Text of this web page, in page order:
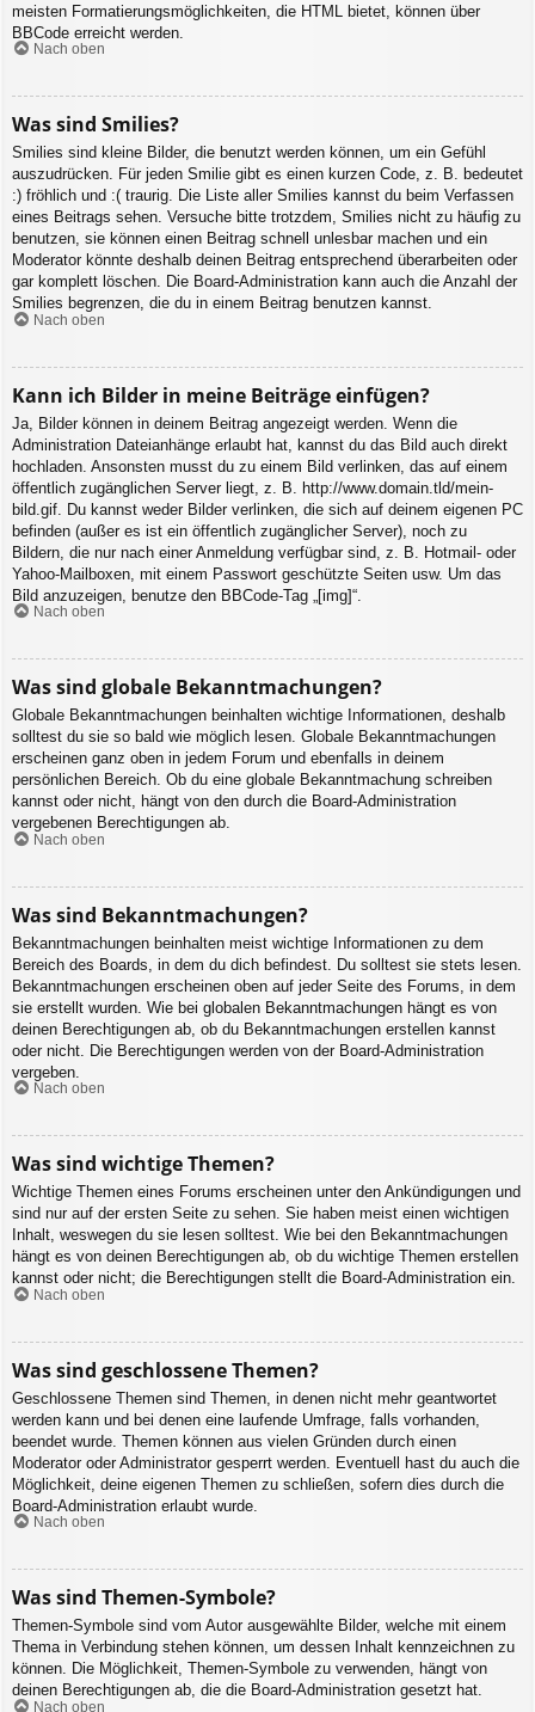
meisten Formatierungsmöglichkeiten, die HTML bietet, können über
BBCode erreicht werden.
Nach oben
Was sind Smilies?
Smilies sind kleine Bilder, die benutzt werden können, um ein Gefühl
auszudrücken. Für jeden Smilie gibt es einen kurzen Code, z. B. bedeutet
:) fröhlich und :( traurig. Die Liste aller Smilies kannst du beim Verfassen
eines Beitrags sehen. Versuche bitte trotzdem, Smilies nicht zu häufig zu
benutzen, sie können einen Beitrag schnell unlesbar machen und ein
Moderator könnte deshalb deinen Beitrag entsprechend überarbeiten oder
gar komplett löschen. Die Board-Administration kann auch die Anzahl der
Smilies begrenzen, die du in einem Beitrag benutzen kannst.
Nach oben
Kann ich Bilder in meine Beiträge einfügen?
Ja, Bilder können in deinem Beitrag angezeigt werden. Wenn die
Administration Dateianhänge erlaubt hat, kannst du das Bild auch direkt
hochladen. Ansonsten musst du zu einem Bild verlinken, das auf einem
öffentlich zugänglichen Server liegt, z. B. http://www.domain.tld/mein-
bild.gif. Du kannst weder Bilder verlinken, die sich auf deinem eigenen PC
befinden (außer es ist ein öffentlich zugänglicher Server), noch zu
Bildern, die nur nach einer Anmeldung verfügbar sind, z. B. Hotmail- oder
Yahoo-Mailboxen, mit einem Passwort geschützte Seiten usw. Um das
Bild anzuzeigen, benutze den BBCode-Tag „[img]“.
Nach oben
Was sind globale Bekanntmachungen?
Globale Bekanntmachungen beinhalten wichtige Informationen, deshalb
solltest du sie so bald wie möglich lesen. Globale Bekanntmachungen
erscheinen ganz oben in jedem Forum und ebenfalls in deinem
persönlichen Bereich. Ob du eine globale Bekanntmachung schreiben
kannst oder nicht, hängt von den durch die Board-Administration
vergebenen Berechtigungen ab.
Nach oben
Was sind Bekanntmachungen?
Bekanntmachungen beinhalten meist wichtige Informationen zu dem
Bereich des Boards, in dem du dich befindest. Du solltest sie stets lesen.
Bekanntmachungen erscheinen oben auf jeder Seite des Forums, in dem
sie erstellt wurden. Wie bei globalen Bekanntmachungen hängt es von
deinen Berechtigungen ab, ob du Bekanntmachungen erstellen kannst
oder nicht. Die Berechtigungen werden von der Board-Administration
vergeben.
Nach oben
Was sind wichtige Themen?
Wichtige Themen eines Forums erscheinen unter den Ankündigungen und
sind nur auf der ersten Seite zu sehen. Sie haben meist einen wichtigen
Inhalt, weswegen du sie lesen solltest. Wie bei den Bekanntmachungen
hängt es von deinen Berechtigungen ab, ob du wichtige Themen erstellen
kannst oder nicht; die Berechtigungen stellt die Board-Administration ein.
Nach oben
Was sind geschlossene Themen?
Geschlossene Themen sind Themen, in denen nicht mehr geantwortet
werden kann und bei denen eine laufende Umfrage, falls vorhanden,
beendet wurde. Themen können aus vielen Gründen durch einen
Moderator oder Administrator gesperrt werden. Eventuell hast du auch die
Möglichkeit, deine eigenen Themen zu schließen, sofern dies durch die
Board-Administration erlaubt wurde.
Nach oben
Was sind Themen-Symbole?
Themen-Symbole sind vom Autor ausgewählte Bilder, welche mit einem
Thema in Verbindung stehen können, um dessen Inhalt kennzeichnen zu
können. Die Möglichkeit, Themen-Symbole zu verwenden, hängt von
deinen Berechtigungen ab, die die Board-Administration gesetzt hat.
Nach oben